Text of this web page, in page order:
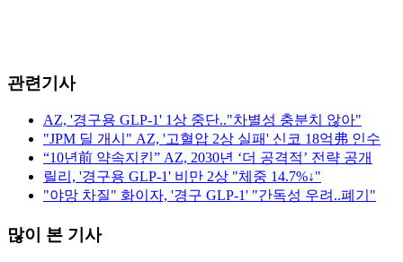
관련기사
AZ, '경구용 GLP-1' 1상 중단.."차별성 충분치 않아"
"JPM 딜 개시" AZ, '고혈압 2상 실패' 신코 18억弗 인수
“10년前 약속지킨” AZ, 2030년 ‘더 공격적’ 전략 공개
릴리, '경구용 GLP-1' 비만 2상 "체중 14.7%↓"
"야망 차질" 화이자, '경구 GLP-1' "간독성 우려..폐기"
많이 본 기사